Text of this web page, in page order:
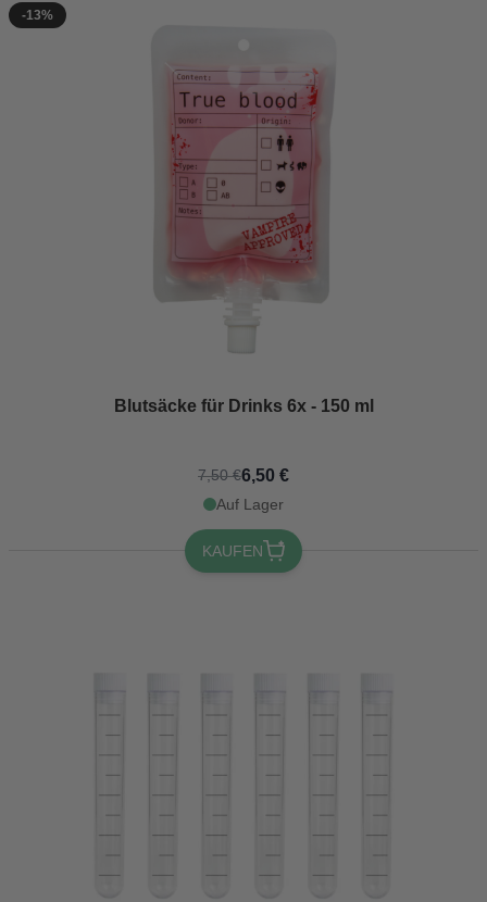
-13%
Blutsäcke für Drinks 6x - 150 ml
7,50 €6,50 €
Auf Lager
KAUFEN